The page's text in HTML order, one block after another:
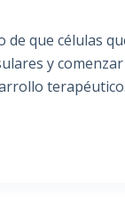
de que células
y